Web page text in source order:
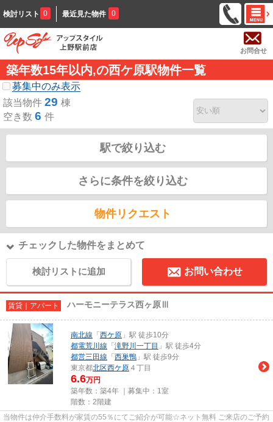
検討リスト 0 最近見た物件 0
お問合せ
築年数15年以内,の西ケ原駅物件一覧
募集中のみ表示
該当物件 29 棟
空き数 6 件
駅で絞り込む
さらに条件を絞り込む
物件リクエスト
チェックした物件をまとめて
検討リストに追加 お問い合わせ
賃貸｜アパート ハーモニーテラス西ヶ原Ⅲ
南北線 「 西ケ原 」駅 徒歩10分
都電荒川線 「 滝野川一丁目 」駅 徒歩4分
都営三田線 「 西巣鴨 」駅 徒歩9分
東京都北区西ケ原 ４丁目
6.6万円
築年数：築4年 ｜募集中： 1室
階数：2階建
当物件は仲介手数料が家賃の55％にてご紹介が可能☆ネット無料 ご来店のご予約